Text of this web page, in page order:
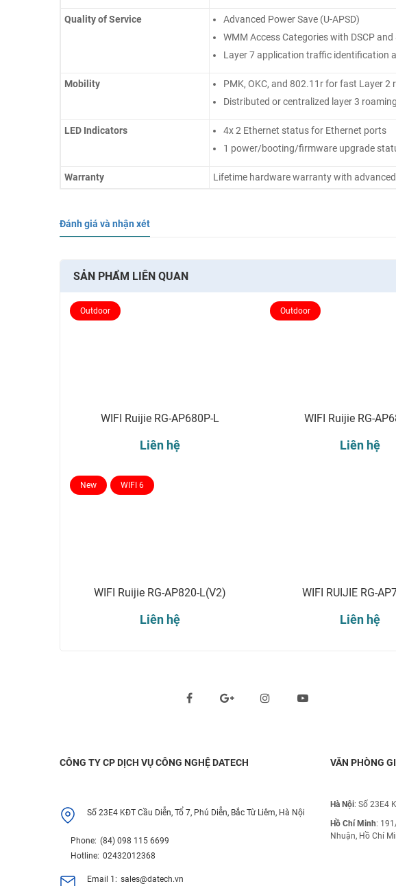
Quality of Service
Advanced Power Save (U-APSD)
WMM Access Categories with DSCP
Layer 7 application traffic identification
Mobility
PMK, OKC, and 802.11r for fast Layer 2
Distributed or centralized layer 3 roaming
LED Indicators
4x 2 Ethernet status for Ethernet ports
1 power/booting/firmware upgrade
Warranty Lifetime hardware warranty with
Đánh giá và nhận xét
SẢN PHẨM LIÊN QUAN
WIFI Ruijie RG-AP680P-L
Liên hệ
Outdoor
WIFI Ruijie RG-
Liên hệ
Outdoor
WIFI Ruijie RG-AP820-L(V2)
Liên hệ
New WIFI 6
WIFI RUIJIE RG-
Liên hệ
CÔNG TY CP DỊCH VỤ CÔNG NGHỆ DATECH
Số 23E4 KĐT Cầu Diễn, Tổ 7, Phú Diễn, Bắc Từ Liêm, Hà Nội
Phone: (84) 098 115 6699
Hotline: 02432012368
Email 1: sales@datech.vn
VĂN PHÒNG
Hà Nội: Số 23E4
Hồ Chí Minh:
Nhuận, Hồ Chí